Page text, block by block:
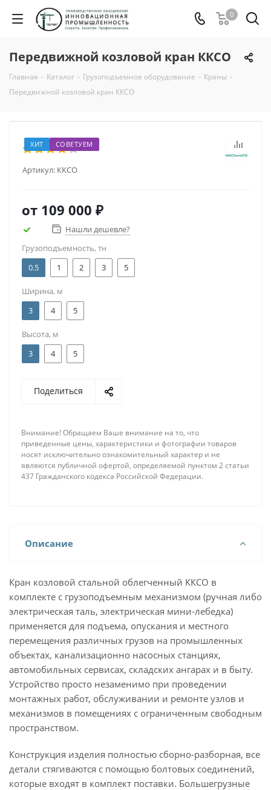
0
Передвижной козловой кран ККСО
Главная - Каталог - Грузоподъемное оборудование - Краны -
Передвижной козловой кран ККСО
ХИТ СОВЕТУЕМ
Артикул: ККСО
от 109 000 ₽
Нашли дешевле?
Грузоподъемность, тн
0.5
1 2 3 5
Ширина, м
3
4 5
Высота, м
3
4 5
Поделиться
Внимание! Обращаем Ваше внимание на то, что
приведенные цены, характеристики и фотографии товаров
носят исключительно ознакомительный характер и не
являются публичной офертой, определяемой пунктом 2 статьи
437 Гражданского кодекса Российской Федерации.
Описание
Кран козловой стальной облегченный ККСО в
комплекте с грузоподъемным механизмом (ручная либо
электрическая таль, электрическая мини-лебедка)
применяется для подъема, опускания и местного
перемещения различных грузов на промышленных
объектах, канализационно насосных станциях,
автомобильных сервисах, складских ангарах и в быту.
Устройство просто незаменимо при проведении
монтажных работ, обслуживании и ремонте узлов и
механизмов в помещениях с ограниченным свободным
пространством.
Конструкция изделия полностью сборно-разборная, все
детали стягиваются с помощью болтовых соединений,
которые входят в комплект поставки. Большегрузные